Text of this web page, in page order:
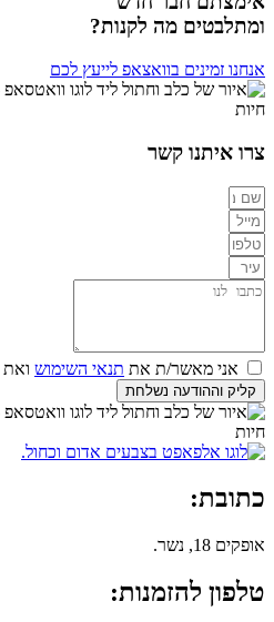
ומתלבטים מה לקנות?
אנחנו זמינים בוואצאפ לייעץ לכם
צרו איתנו קשר
אני מאשר/ת את תנאי השימוש ואת
קליק וההודעה נשלחת
כתובת:
אופקים 18, נשר.
טלפון להזמנות: